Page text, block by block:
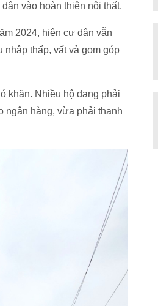
vào hoàn thiện nội thất.
2024, hiện cư dân vẫn
thấp, vất vả gom góp
khăn. Nhiều hộ đang phải
ngân hàng, vừa phải thanh